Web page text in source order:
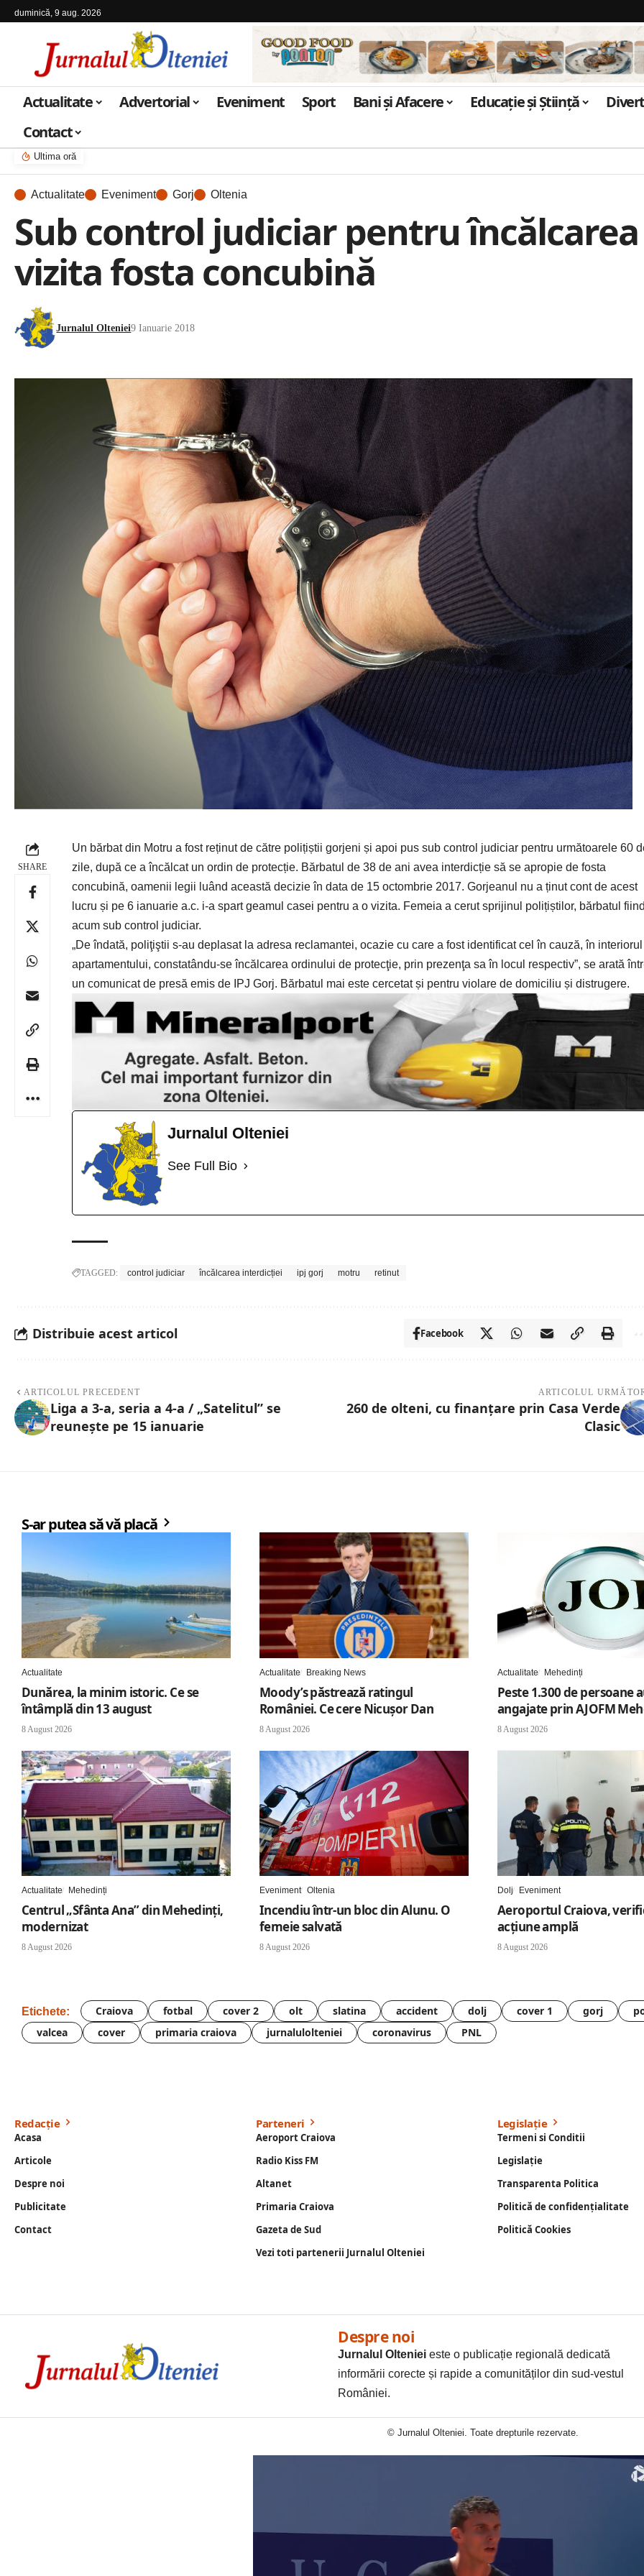
duminică, 9 aug. 2026
Actualitate Advertorial Eveniment Sport Bani și Afacere Educație și Știință
Contact
Ultima oră
Actualitate Eveniment Gorj Oltenia
Sub control judiciar pentru
vizita fosta concubină
Jurnalul Olteniei9 Ianuarie 2018
SHARE
Un bărbat din Motru a fost reținut de către polițiștii gorjeni și apoi pus sub control judiciar pentru următoarele 60
zile, după ce a încălcat un ordin de protecție. Bărbatul de 38 de ani avea interdicție să se apropie de fosta
concubină, oamenii legii luând această decizie în data de 15 octombrie 2017. Gorjeanul nu a ținut cont de acest
lucru și pe 6 ianuarie a.c. i-a spart geamul casei pentru a o vizita. Femeia a cerut sprijinul polițiștilor, bărbatul
acum sub control judiciar.
„De îndată, poliţiştii s-au deplasat la adresa reclamantei, ocazie cu care a fost identificat cel în cauză, în interiorul
apartamentului, constatându-se încălcarea ordinului de protecţie, prin prezenţa sa în locul respectiv”, se arată
un comunicat de presă emis de IPJ Gorj. Bărbatul mai este cercetat și pentru violare de domiciliu și distrugere.
Jurnalul Olteniei
See Full Bio
TAGGED: control judiciar încălcarea interdicției ipj gorj motru retinut
Distribuie acest articol Facebook
ARTICOLUL PRECEDENT
Liga a 3-a, seria a 4-a / „Satelitul” se
reunește pe 15 ianuarie
ARTICOLUL
260 de olteni, cu finanțare prin Casa Verde
Clasic
S-ar putea să vă placă
Actualitate
Dunărea, la minim istoric. Ce se
întâmplă din 13 august
8 August 2026
Actualitate Breaking News
Moody’s păstrează ratingul
României. Ce cere Nicușor Dan
8 August 2026
Actualitate Mehedinți
Peste 1.300 de persoane
angajate prin AJOFM
8 August 2026
Actualitate Mehedinți
Centrul „Sfânta Ana” din Mehedinți,
modernizat
8 August 2026
Eveniment Oltenia
Incendiu într-un bloc din Alunu. O
femeie salvată
8 August 2026
Dolj Eveniment
Aeroportul Craiova,
acțiune amplă
8 August 2026
Etichete: Craiova fotbal cover 2 olt slatina accident dolj cover 1 gorj
valcea
cover primaria craiova jurnalulolteniei coronavirus PNL
Redacție
Acasa
Articole
Despre noi
Publicitate
Contact
Parteneri
Aeroport Craiova
Radio Kiss FM
Altanet
Primaria Craiova
Gazeta de Sud
Vezi toti partenerii Jurnalul Olteniei
Legislație
Termeni si Conditii
Legislație
Transparenta Politica
Politică de confidențialitate
Politică Cookies
Despre noi
Jurnalul Olteniei este o publicație regională dedicată
informării corecte și rapide a comunităților din sud-vestul
României.
© Jurnalul Olteniei. Toate drepturile rezervate.